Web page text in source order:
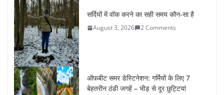
सर्दियों में वॉक करने का सही समय कौन-सा है
August 3, 2026 2 Comments
ऑफबीट समर डेस्टिनेशन: गर्मियों के लिए 7
बेहतरीन ठंडी जगहें – भीड़ से दूर छुट्टियां